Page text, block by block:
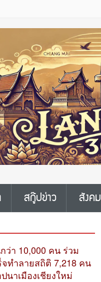
สกู๊ปข่าว สังคม
ว่า 10,000 คน ร่วม
จทำลายสถิติ 7,218 คน
นาเมืองเชียงใหม่